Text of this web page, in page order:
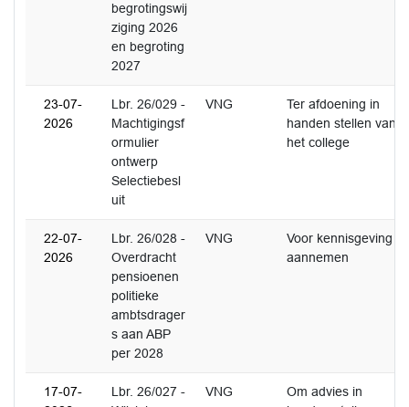
begrotingswij
ziging 2026
en begroting
2027
23-07-
2026
Lbr. 26/029 -
Machtigingsf
ormulier
ontwerp
Selectiebesl
uit
VNG
Ter afdoening in
handen stellen van
het college
22-07-
2026
Lbr. 26/028 -
Overdracht
pensioenen
politieke
ambtsdrager
s aan ABP
per 2028
VNG
Voor kennisgeving
aannemen
17-07-
Lbr. 26/027 -
VNG
Om advies in